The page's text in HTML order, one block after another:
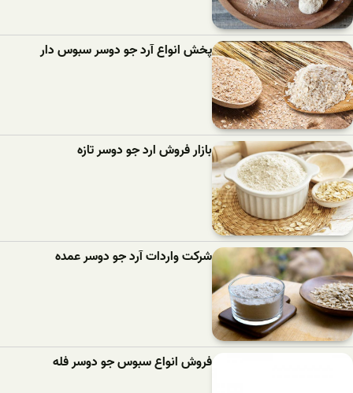
پخش انواع آرد جو دوسر سبوس دار
بازار فروش ارد جو دوسر تازه
شرکت واردات آرد جو دوسر عمده
فروش انواع سبوس جو دوسر فله